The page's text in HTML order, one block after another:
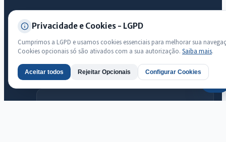
Transparência
Radar da Transparência Pública
Sistema oficial ATRICON/PNTP
Diagnóstico Atricon
Índice de transparência
Privacidade e Cookies - LGPD
Cumprimos a LGPD e usamos cookies essenciais para melhorar sua
Cookies opcionais só são ativados com a sua autorização. Saiba mais.
Aceitar todos Rejeitar Opcionais Configurar Cookies